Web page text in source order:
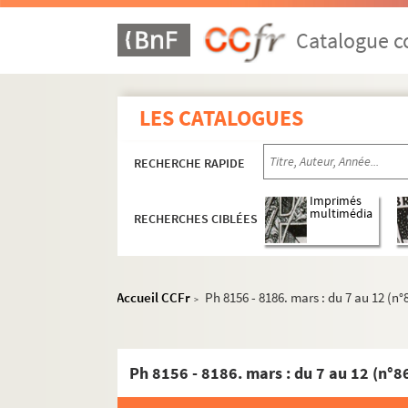
Catalogue
LES CATALOGUES
RECHERCHE RAPIDE
RECHERCHES CIBLÉES
Imprimés
multimédia
Accueil CCFr > Ph 8156 - 8186. mars : du 7 au 12
Ph 8156 - 8186. mars : du 7 au 12